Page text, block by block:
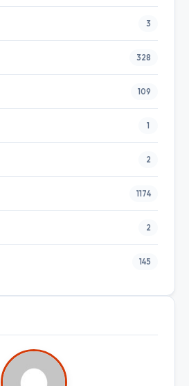
3
328
109
1
2
1174
2
145